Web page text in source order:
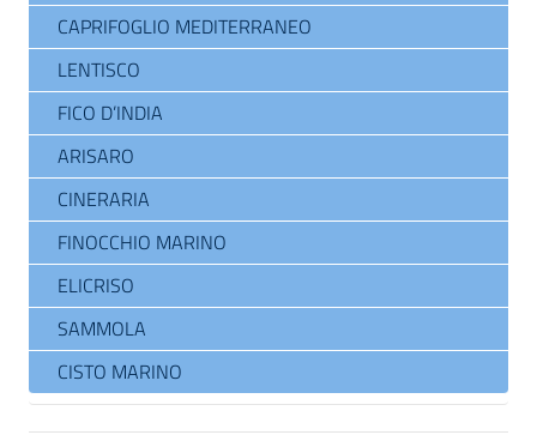
CAPRIFOGLIO MEDITERRANEO
LENTISCO
FICO D’INDIA
ARISARO
CINERARIA
FINOCCHIO MARINO
ELICRISO
SAMMOLA
CISTO MARINO